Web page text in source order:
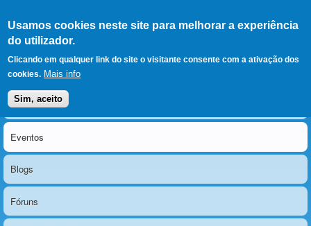
Usamos cookies neste site para melhorar a experiência
do utilizador.
Clicando em qualquer link do site o visitante consente com a ativação dos
cookies. Mais info
Sim, aceito
LERPARAVER , ir para a
página principal
O portal da visão diferente
Menu principal
Notícias
Eventos
Blogs
Fóruns